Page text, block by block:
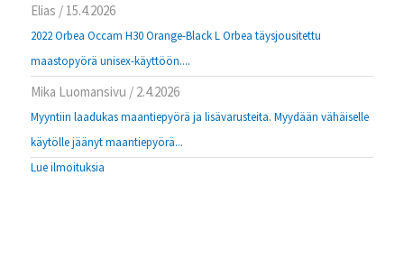
Elias / 15.4.2026
2022 Orbea Occam H30 Orange-Black L Orbea täysjousitettu
maastopyörä unisex-käyttöön....
Mika Luomansivu / 2.4.2026
Myyntiin laadukas maantiepyörä ja lisävarusteita. Myydään vähäiselle
käytölle jäänyt maantiepyörä...
Lue ilmoituksia